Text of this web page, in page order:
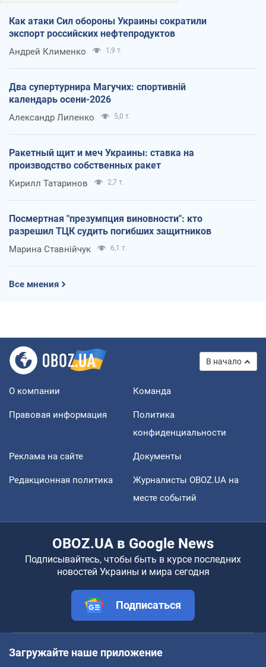
Как атаки Сил обороны Украины сократили
экспорт российских нефтепродуктов
Андрей Клименко 1,9 т.
Два супертурнира Магучих: спортивній
календарь осени-2026
Александр Липенко 5,0 т.
Ракетный щит и меч Украины: ставка на
производство собственных ракет
Кирилл Татаринов 2,7 т.
Посмертная "презумпция виновности": кто
разрешил ТЦК судить погибших защитников
Марина Ставнійчук 6,1 т.
Все мнения
В начало
О компании Команда
Правовая информация
Политика
конфиденциальности
Реклама на сайте Документы
Редакционная политика
Журналисты OBOZ.UA на
месте событий
OBOZ.UA в Google News
Подписывайтесь, чтобы быть в курсе последних
новостей Украины и мира сегодня
Подписаться
Загружайте наше приложение